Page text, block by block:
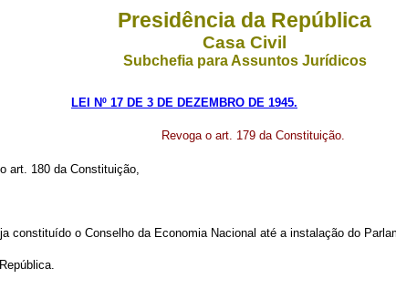
Presidência da República
Casa Civil
Subchefia para Assuntos Jurídicos
LEI Nº 17 DE 3 DE DEZEMBRO DE 1945.
Revoga o art. 179 da Constituição.
art. 180 da Constituição,
constituído o Conselho da Economia Nacional até a instalação do